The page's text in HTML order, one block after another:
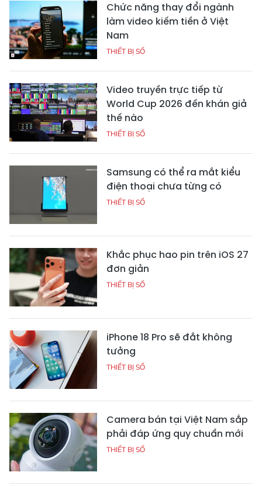
Chức năng thay đổi ngành
làm video kiếm tiền ở Việt
Nam
THIẾT BỊ SỐ
Video truyền trực tiếp từ
World Cup 2026 đến khán giả
thế nào
THIẾT BỊ SỐ
Samsung có thể ra mắt kiểu
điện thoại chưa từng có
THIẾT BỊ SỐ
Khắc phục hao pin trên iOS 27
đơn giản
THIẾT BỊ SỐ
iPhone 18 Pro sẽ đắt không
tưởng
THIẾT BỊ SỐ
Camera bán tại Việt Nam sắp
phải đáp ứng quy chuẩn mới
THIẾT BỊ SỐ